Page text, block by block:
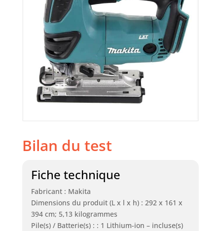
Bilan du test
Fiche technique
Fabricant : Makita
Dimensions du produit (L x l x h) : 292 x 161 x
394 cm; 5,13 kilogrammes
Pile(s) / Batterie(s) : : 1 Lithium-ion – incluse(s)